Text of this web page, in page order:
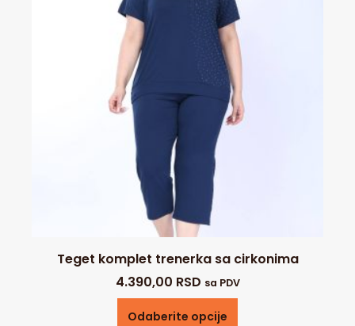
Teget komplet trenerka sa cirkonima
4.390,00 RSD sa PDV
Odaberite opcije